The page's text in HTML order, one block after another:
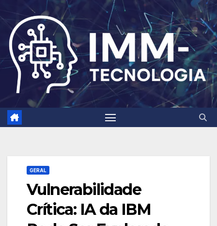
to
content
GERAL
Vulnerabilidade
Crítica: IA da IBM